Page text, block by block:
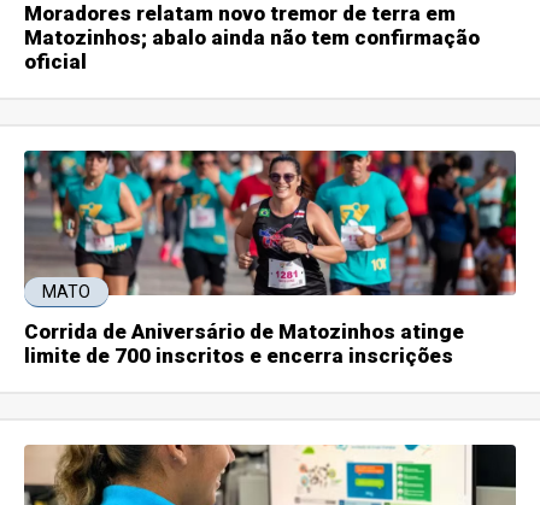
Moradores relatam novo tremor de terra em
Matozinhos; abalo ainda não tem confirmação
oficial
MATO
Corrida de Aniversário de Matozinhos atinge
limite de 700 inscritos e encerra inscrições